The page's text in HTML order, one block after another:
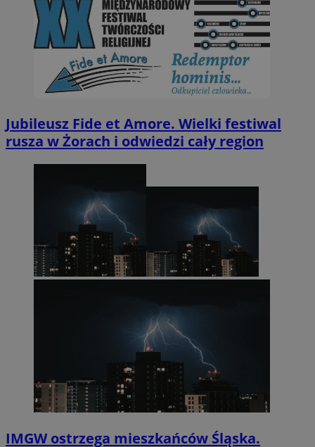
Jubileusz Fide et Amore. Wielki festiwal
rusza w Żorach i odwiedzi cały region
IMGW ostrzega mieszkańców Śląska.